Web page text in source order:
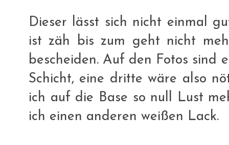
Dieser lässt sich nicht einmal
ist zäh bis zum geht nicht
bescheiden. Auf den Fotos sind
Schicht, eine dritte wäre also
ich auf die Base so null Lust
ich einen anderen weißen Lack.